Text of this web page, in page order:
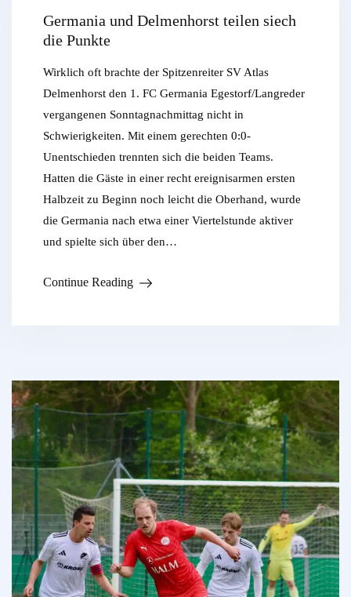
Germania und Delmenhorst teilen siech
die Punkte
Wirklich oft brachte der Spitzenreiter SV Atlas
Delmenhorst den 1. FC Germania Egestorf/Langreder
vergangenen Sonntagnachmittag nicht in
Schwierigkeiten. Mit einem gerechten 0:0-
Unentschieden trennten sich die beiden Teams.
Hatten die Gäste in einer recht ereignisarmen ersten
Halbzeit zu Beginn noch leicht die Oberhand, wurde
die Germania nach etwa einer Viertelstunde aktiver
und spielte sich über den…
Continue Reading